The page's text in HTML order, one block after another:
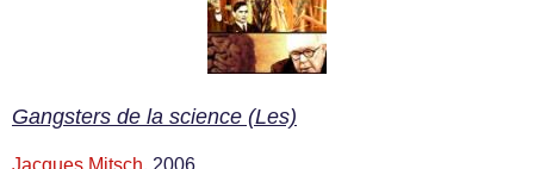
Gangsters de la science (Les)